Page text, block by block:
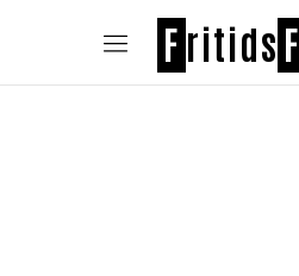
F ritids F